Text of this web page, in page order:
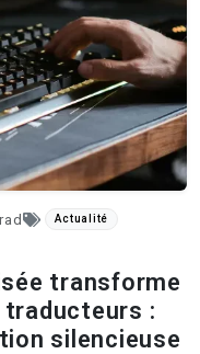
Actualité
transforme
traducteurs :
silencieuse